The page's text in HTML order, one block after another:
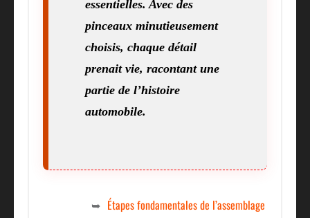
essentielles. Avec des
pinceaux minutieusement
choisis, chaque détail
prenait vie, racontant une
partie de l’histoire
automobile.
Étapes fondamentales de l’assemblage